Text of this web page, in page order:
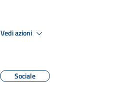
Vedi azioni
Sociale